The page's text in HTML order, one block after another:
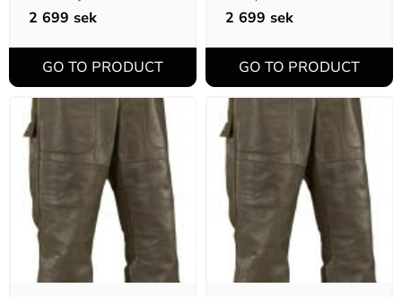
2 699 sek 2 699 sek